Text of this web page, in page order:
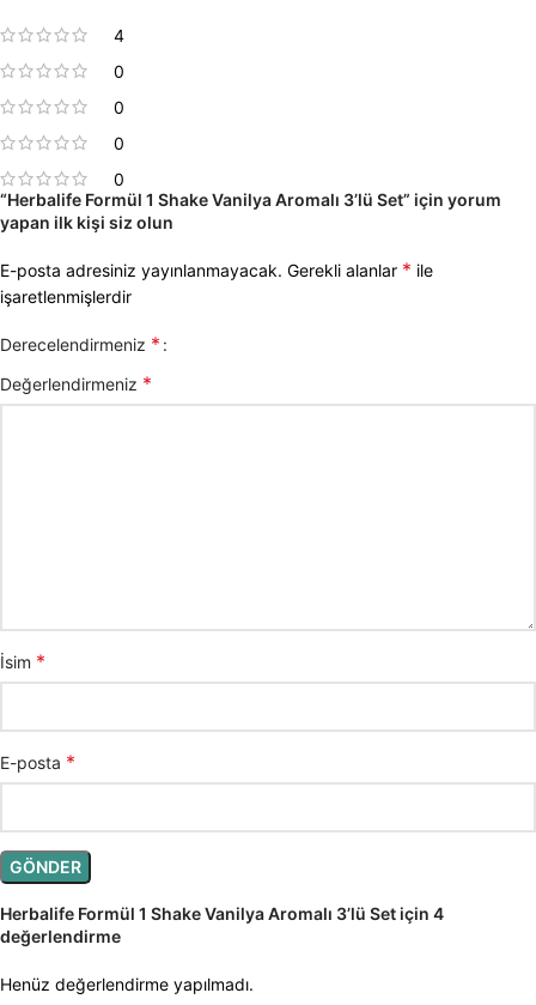
4
0
0
0
0
Herbalife Formül 1 Shake Vanilya Aromalı 3’lü Set için 4
değerlendirme
Henüz değerlendirme yapılmadı.
“Herbalife Formül 1 Shake Vanilya Aromalı 3’lü Set” için yorum
yapan ilk kişi siz olun
E-posta adresiniz yayınlanmayacak. Gerekli alanlar * ile
işaretlenmişlerdir
Derecelendirmeniz *
Değerlendirmeniz *
İsim *
E-posta *